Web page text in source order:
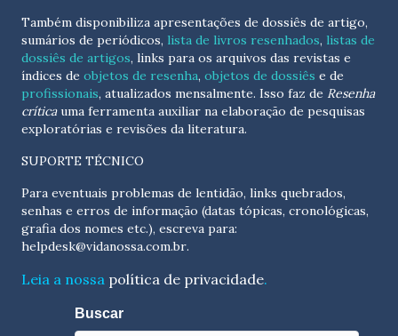
Também disponibiliza apresentações de dossiês de artigo,
sumários de periódicos, lista de livros resenhados, listas de
dossiês de artigos, links para os arquivos das revistas e
índices de objetos de resenha, objetos de dossiês e de
profissionais, atualizados mensalmente. Isso faz de Resenha
críticauma ferramenta auxiliar na elaboração de pesquisas
exploratórias e revisões da literatura.
SUPORTE TÉCNICO
Para eventuais problemas de lentidão, links quebrados,
senhas e erros de informação (datas tópicas, cronológicas,
helpdesk@vidanossa.com.br.
Leia a nossa política de privacidade.
Buscar